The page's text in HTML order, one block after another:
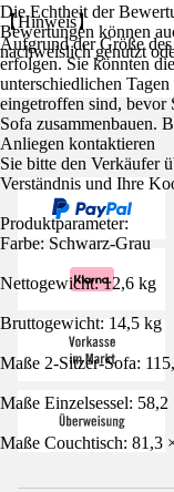
【Hinweis】
Aufgrund der Größe
erfolgen. Sie könnten
unterschiedlichen
eingetroffen sind, bevor
Sofa zusammenbauen.
Anliegen kontaktieren
Sie bitte den Verkäufer
Verständnis und Ihre
Produktparameter:
Farbe: Schwarz-Grau
Nettogewicht: 12,6 kg
Bruttogewicht: 14,5 kg
Maße 2-Sitzer-Sofa:
Maße Einzelsessel:
Maße Couchtisch: 81,3
Die Echtheit der
Bewertungen können
nachweislich genutzt